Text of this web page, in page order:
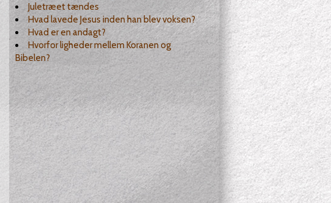
Juletræet tændes
Hvad lavede Jesus inden han blev voksen?
Hvad er en andagt?
Hvorfor ligheder mellem Koranen og
Bibelen?